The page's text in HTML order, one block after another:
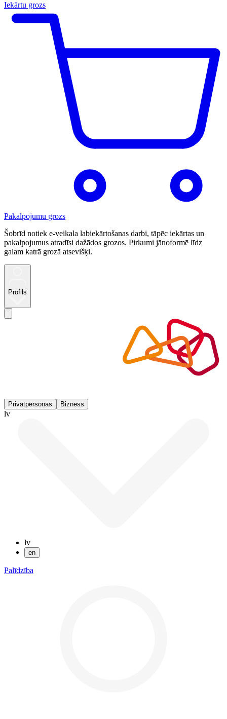
Iekārtu grozs
Pakalpojumu grozs
Šobrīd notiek e-veikala labiekārtošanas darbi, tāpēc iekārtas un
pakalpojumus atradīsi dažādos grozos. Pirkumi jānoformē līdz
galam katrā grozā atsevišķi.
Profils
Privātpersonas Bizness
lv
lv
en
Palīdzība